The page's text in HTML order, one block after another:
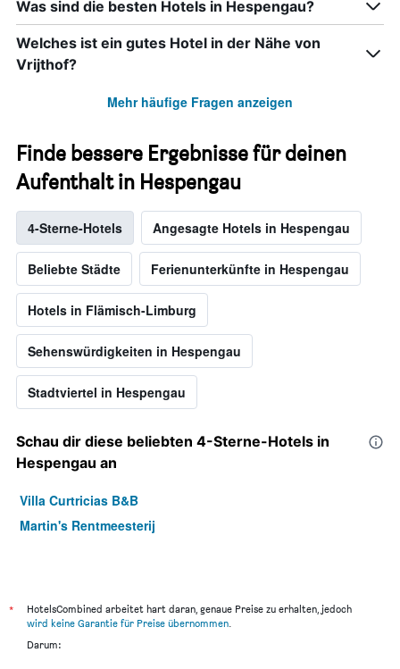
Was sind die besten Hotels in Hespengau?
Welches ist ein gutes Hotel in der Nähe von
Vrijthof?
Mehr häufige Fragen anzeigen
Finde bessere Ergebnisse für deinen
Aufenthalt in Hespengau
4-Sterne-Hotels Angesagte Hotels in Hespengau
Beliebte Städte Ferienunterkünfte in Hespengau
Hotels in Flämisch-Limburg
Sehenswürdigkeiten in Hespengau
Stadtviertel in Hespengau
Schau dir diese beliebten 4-Sterne-Hotels in
Hespengau an
Villa Curtricias B&B
Martin's Rentmeesterij
*
HotelsCombined arbeitet hart daran, genaue Preise zu erhalten, jedoch
wird keine Garantie für Preise übernommen.
Darum: